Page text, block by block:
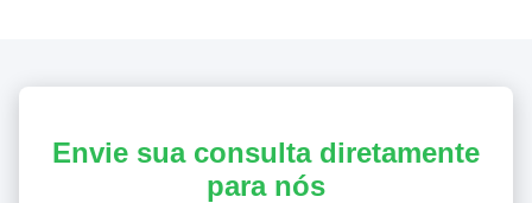
Envie sua consulta diretamente
para nós